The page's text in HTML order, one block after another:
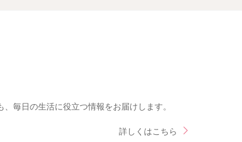
毎日の生活に役立つ情報をお届けします。
詳しくはこちら